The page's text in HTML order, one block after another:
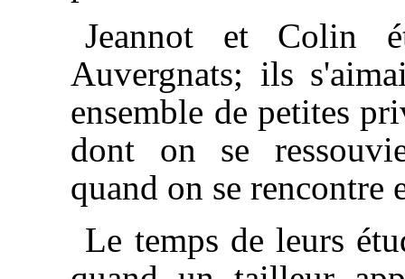
Jeannot et Colin
Auvergnats; ils
ensemble de petites
dont on se
quand on se rencontre
Le temps de leurs